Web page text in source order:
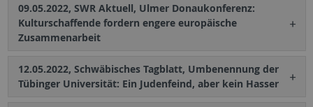
09.05.2022, SWR Aktuell, Ulmer Donaukonferenz:
Kulturschaffende fordern engere europäische
Zusammenarbeit
12.05.2022, Schwäbisches Tagblatt, Umbenennung der
Tübinger Universität: Ein Judenfeind, aber kein Hasser